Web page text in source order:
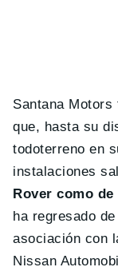
Santana Motors
que, hasta su
todoterreno en
instalaciones
Rover como
ha regresado
asociación con
Nissan